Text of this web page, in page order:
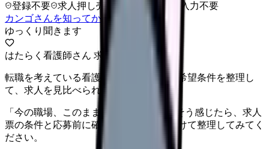
登録不要 求人押し売りなし
病院名は入力不要
カンゴさんを知ってから相談する
ゆっくり聞きます
はたらく看護師さん 求人
転職を考えている看護師さんへ。まずは希望条件を整理し
て、求人を見比べられます。
「今の職場、このままでいいのかな...」そう感じたら、求人
票の条件と応募前に確認したい不安を分けて整理してみてく
ださい。